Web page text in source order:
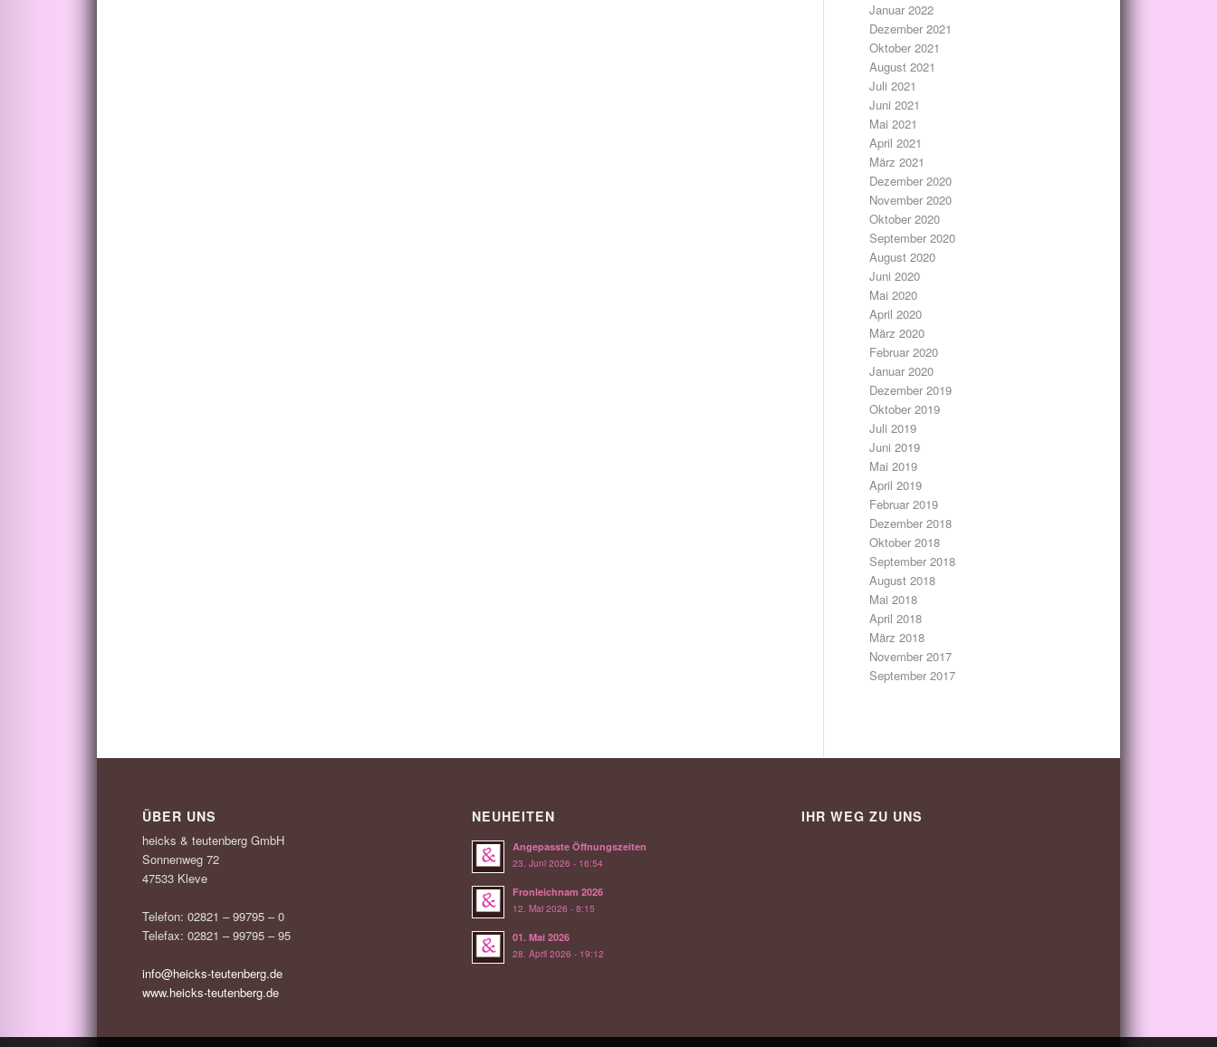
Januar 2022
Dezember 2021
Oktober 2021
August 2021
Juli 2021
Juni 2021
Mai 2021
April 2021
März 2021
Dezember 2020
November 2020
Oktober 2020
September 2020
August 2020
Juni 2020
Mai 2020
April 2020
März 2020
Februar 2020
Januar 2020
Dezember 2019
Oktober 2019
Juli 2019
Juni 2019
Mai 2019
April 2019
Februar 2019
Dezember 2018
Oktober 2018
September 2018
August 2018
Mai 2018
April 2018
März 2018
November 2017
September 2017
ÜBER UNS
heicks & teutenberg GmbH
Sonnenweg 72
47533 Kleve
Telefon: 02821 – 99795 – 0
Telefax: 02821 – 99795 – 95
info@heicks-teutenberg.de
www.heicks-teutenberg.de
NEUHEITEN
Angepasste Öffnungszeiten
23. Juni 2026 - 16:54
Fronleichnam 2026
12. Mai 2026 - 8:15
01. Mai 2026
28. April 2026 - 19:12
IHR WEG ZU UNS